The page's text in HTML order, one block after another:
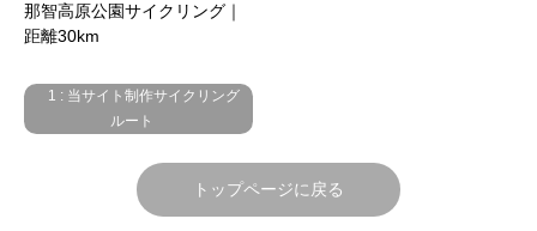
那智高原公園サイクリング｜
距離30km
1 : 当サイト制作サイクリング
ルート
トップページに戻る